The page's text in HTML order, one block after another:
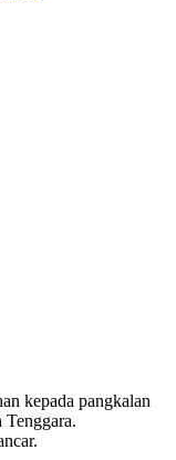
kepada pangkalan
Tenggara.